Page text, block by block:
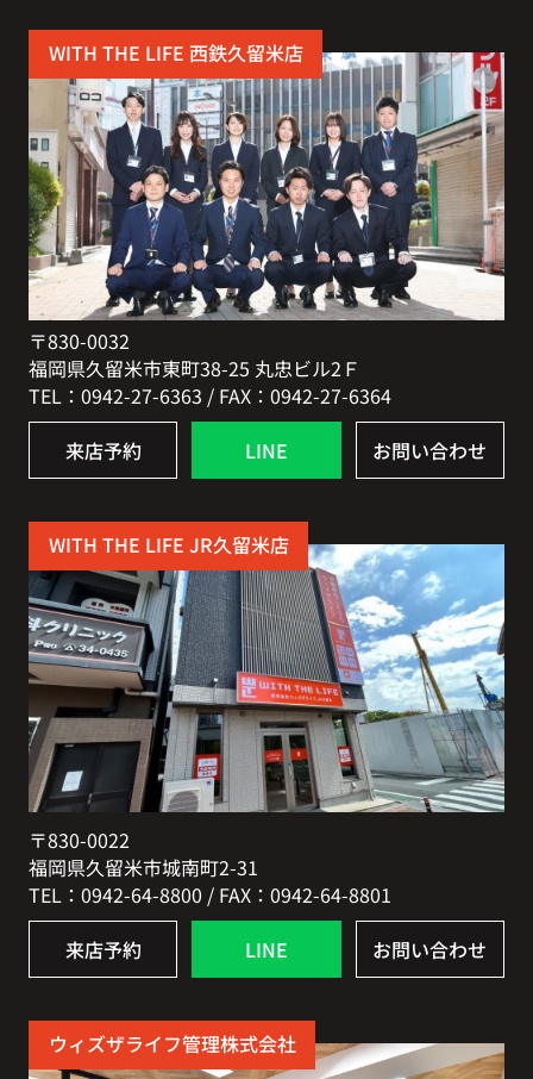
WITH THE LIFE 西鉄久留米店
〒830-0032
福岡県久留米市東町38-25 丸忠ビル2Ｆ
TEL：0942-27-6363 / FAX：0942-27-6364
来店予約 LINE お問い合わせ
WITH THE LIFE JR久留米店
〒830-0022
福岡県久留米市城南町2-31
TEL：0942-64-8800 / FAX：0942-64-8801
来店予約 LINE お問い合わせ
ウィズザライフ管理株式会社